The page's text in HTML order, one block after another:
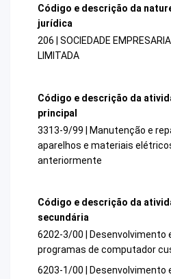
Código e descrição da
jurídica
206 | SOCIEDADE EMPRESARIA
LIMITADA
Código e descrição da
principal
3313-9/99 | Manutenção e
aparelhos e materiais
anteriormente
Código e descrição da
secundária
6202-3/00 | Desenvolvimento
programas de computador
6203-1/00 | Desenvolvimento